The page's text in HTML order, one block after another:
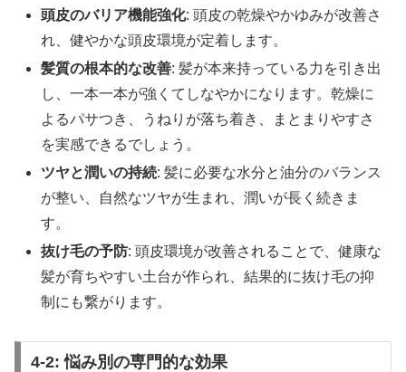
頭皮のバリア機能強化: 頭皮の乾燥やかゆみが改善さ
れ、健やかな頭皮環境が定着します。
髪質の根本的な改善: 髪が本来持っている力を引き出
し、一本一本が強くてしなやかになります。乾燥に
よるパサつき、うねりが落ち着き、まとまりやすさ
を実感できるでしょう。
ツヤと潤いの持続: 髪に必要な水分と油分のバランス
が整い、自然なツヤが生まれ、潤いが長く続きま
す。
抜け毛の予防: 頭皮環境が改善されることで、健康な
髪が育ちやすい土台が作られ、結果的に抜け毛の抑
制にも繋がります。
4-2: 悩み別の専門的な効果